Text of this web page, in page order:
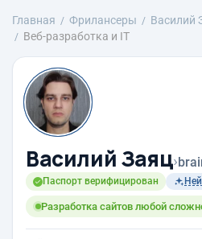
Главная Фрилансеры Василий
Веб-разработка и IT
Василий Заяц›
Паспорт верифицирован
Разработка сайтов любой